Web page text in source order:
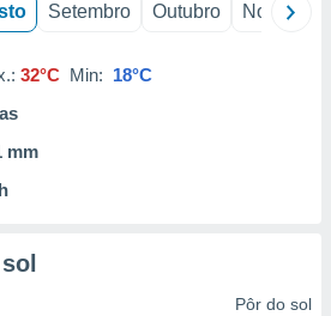
Setembro Outubro Novembro
32°C Min: 18°C
mm
Pôr do sol